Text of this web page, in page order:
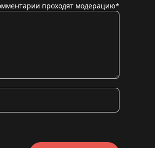
проходят модерацию*